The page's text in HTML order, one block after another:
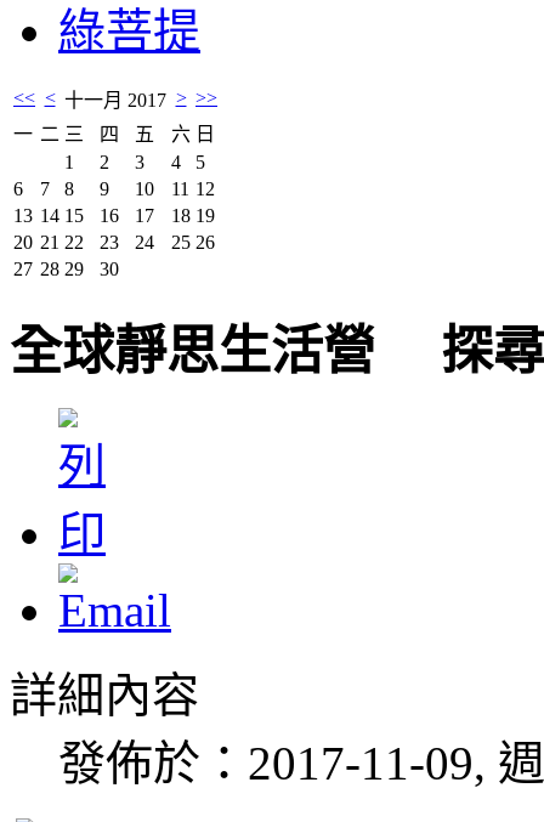
綠菩提
<< < 十一月 2017 > >>
一 二 三 四 五 六 日
1
2 3 4
5
6
7 8 9 10 11 12
13 14 15 16 17 18 19
20 21 22 23 24 25 26
27 28 29 30
全球靜思生活營 探
詳細內容
發佈於：2017-11-09,